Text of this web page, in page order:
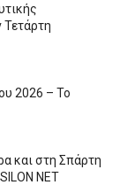
Τετάρτη
2026 – Το
και στη Σπάρτη
NET